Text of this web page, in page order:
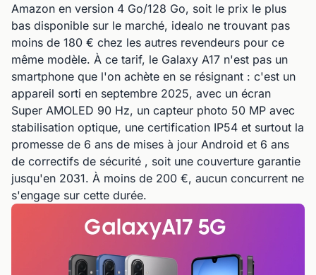
Amazon en version 4 Go/128 Go, soit le prix le plus
bas disponible sur le marché, idealo ne trouvant pas
moins de 180 € chez les autres revendeurs pour ce
même modèle. À ce tarif, le Galaxy A17 n'est pas un
smartphone que l'on achète en se résignant : c'est un
appareil sorti en septembre 2025, avec un écran
Super AMOLED 90 Hz, un capteur photo 50 MP avec
stabilisation optique, une certification IP54 et surtout la
promesse de 6 ans de mises à jour Android et 6 ans
de correctifs de sécurité , soit une couverture garantie
jusqu'en 2031. À moins de 200 €, aucun concurrent ne
s'engage sur cette durée.